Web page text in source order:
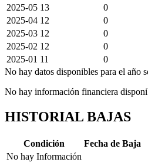
2025-05 13 0
2025-04 12 0
2025-03 12 0
2025-02 12 0
2025-01 11 0
No hay datos disponibles para el año
No hay información financiera
HISTORIAL BAJAS
Condición
Fecha de Baja
No hay Información